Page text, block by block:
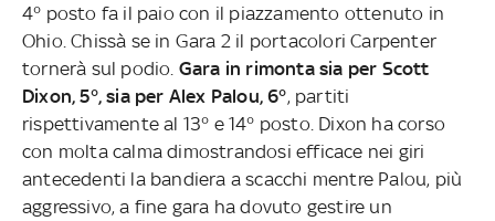
4° posto fa il paio con il piazzamento ottenuto in
Ohio. Chissà se in Gara 2 il portacolori Carpenter
tornerà sul podio. Gara in rimonta sia per Scott
Dixon, 5°, sia per Alex Palou, 6°, partiti
rispettivamente al 13° e 14° posto. Dixon ha corso
con molta calma dimostrandosi efficace nei giri
antecedenti la bandiera a scacchi mentre Palou, più
aggressivo, a fine gara ha dovuto gestire un